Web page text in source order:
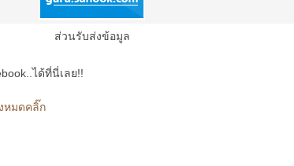
ส่วนรับส่งข้อมูล
ได้ที่นี่เลย!!
หมดคลิ๊ก